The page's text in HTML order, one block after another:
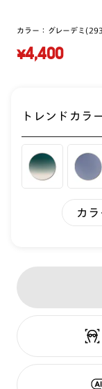
カラー： グレーデミ
¥4,400
トレンドカラ
カ